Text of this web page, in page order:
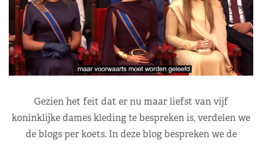
Gezien het feit dat er nu maar liefst van vijf
koninklijke dames kleding te bespreken is, verdelen we
de blogs per koets. In deze blog bespreken we de